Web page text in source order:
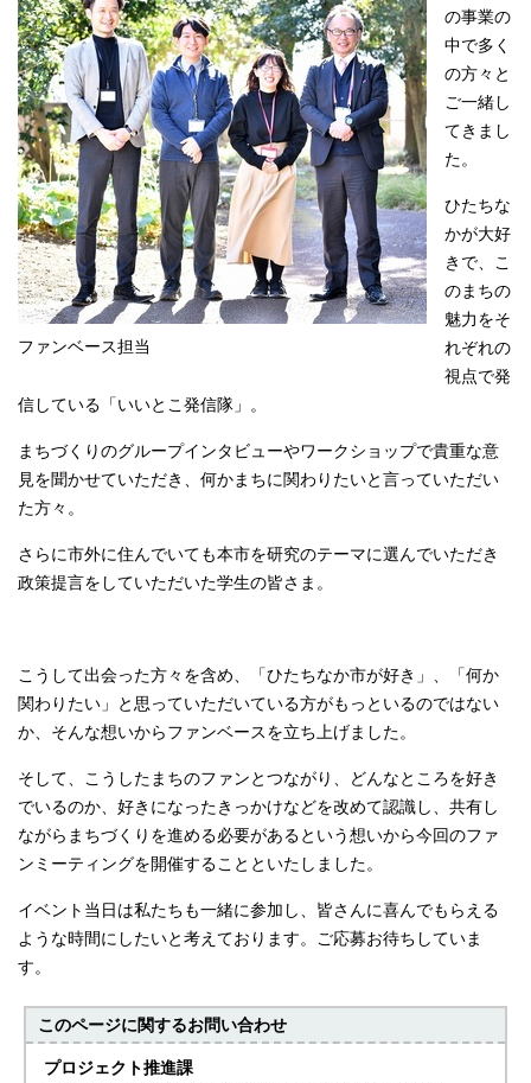
ファンベース担当
の事業の
中で多く
の方々と
ご一緒し
てきまし
た。
ひたちな
かが大好
きで、こ
のまちの
魅力をそ
れぞれの
視点で発
信している「いいとこ発信隊」。
まちづくりのグループインタビューやワークショップで貴重な意
見を聞かせていただき、何かまちに関わりたいと言っていただい
た方々。
さらに市外に住んでいても本市を研究のテーマに選んでいただき
政策提言をしていただいた学生の皆さま。
こうして出会った方々を含め、「ひたちなか市が好き」、「何か
関わりたい」と思っていただいている方がもっといるのではない
か、そんな想いからファンベースを立ち上げました。
そして、こうしたまちのファンとつながり、どんなところを好き
でいるのか、好きになったきっかけなどを改めて認識し、共有し
ながらまちづくりを進める必要があるという想いから今回のファ
ンミーティングを開催することといたしました。
イベント当日は私たちも一緒に参加し、皆さんに喜んでもらえる
ような時間にしたいと考えております。ご応募お待ちしていま
す。
このページに関するお問い合わせ
プロジェクト推進課